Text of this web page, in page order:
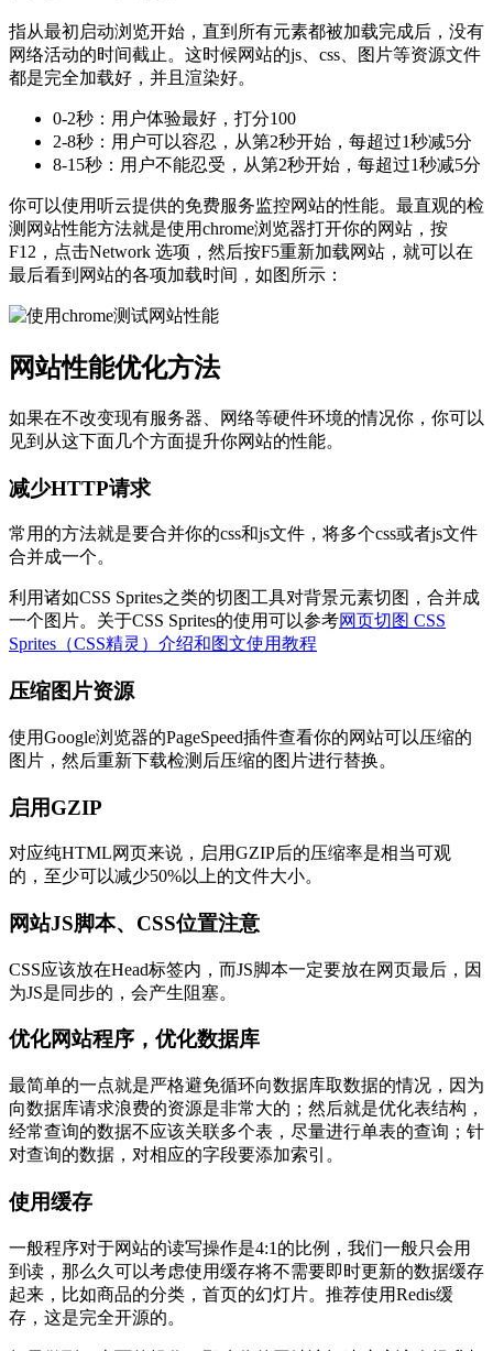
指从最初启动浏览开始，直到所有元素都被加载完成后，没有
网络活动的时间截止。这时候网站的js、css、图片等资源文件
都是完全加载好，并且渲染好。
0-2秒：用户体验最好，打分100
2-8秒：用户可以容忍，从第2秒开始，每超过1秒减5分
8-15秒：用户不能忍受，从第2秒开始，每超过1秒减5分
你可以使用听云提供的免费服务监控网站的性能。最直观的检
测网站性能方法就是使用chrome浏览器打开你的网站，按
F12，点击Network 选项，然后按F5重新加载网站，就可以在
最后看到网站的各项加载时间，如图所示：
网站性能优化方法
如果在不改变现有服务器、网络等硬件环境的情况你，你可以
见到从这下面几个方面提升你网站的性能。
减少HTTP请求
常用的方法就是要合并你的css和js文件，将多个css或者js文件
合并成一个。
利用诸如CSS Sprites之类的切图工具对背景元素切图，合并成
一个图片。关于CSS Sprites的使用可以参考网页切图 CSS
Sprites（CSS精灵）介绍和图文使用教程
压缩图片资源
使用Google浏览器的PageSpeed插件查看你的网站可以压缩的
图片，然后重新下载检测后压缩的图片进行替换。
启用GZIP
对应纯HTML网页来说，启用GZIP后的压缩率是相当可观
的，至少可以减少50%以上的文件大小。
网站JS脚本、CSS位置注意
CSS应该放在Head标签内，而JS脚本一定要放在网页最后，因
为JS是同步的，会产生阻塞。
优化网站程序，优化数据库
最简单的一点就是严格避免循环向数据库取数据的情况，因为
向数据库请求浪费的资源是非常大的；然后就是优化表结构，
经常查询的数据不应该关联多个表，尽量进行单表的查询；针
对查询的数据，对相应的字段要添加索引。
使用缓存
一般程序对于网站的读写操作是4:1的比例，我们一般只会用
到读，那么久可以考虑使用缓存将不需要即时更新的数据缓存
起来，比如商品的分类，首页的幻灯片。推荐使用Redis缓
存，这是完全开源的。